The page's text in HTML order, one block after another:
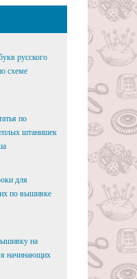
русского
схеме
по
штанишек
для
по вышивке
на
начинающих